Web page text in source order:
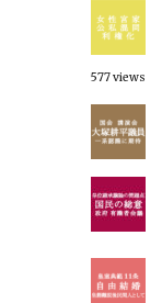
577 views